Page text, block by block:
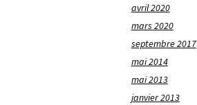
avril 2020
mars 2020
septembre 2017
mai 2014
mai 2013
janvier 2013